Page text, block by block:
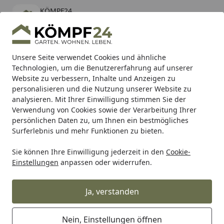
Unsere Seite verwendet Cookies und ähnliche
Technologien, um die Benutzererfahrung auf unserer
Website zu verbessern, Inhalte und Anzeigen zu
personalisieren und die Nutzung unserer Website zu
analysieren. Mit Ihrer Einwilligung stimmen Sie der
Verwendung von Cookies sowie der Verarbeitung Ihrer
persönlichen Daten zu, um Ihnen ein bestmögliches
Surferlebnis und mehr Funktionen zu bieten.
Sie können Ihre Einwilligung jederzeit in den Cookie-
Einstellungen anpassen oder widerrufen.
Ja, verstanden
Nein, Einstellungen öffnen
KÖMPF24
kostenlos - Im App Store
Hotline
Alle Produkte
Mein Konto
Suchen
Karibu Pools inkl. gratis Sandfilteranlage & Pool-
Starterset (Gesamtwert bis 468,99€)
Startseite
Makita Zubehör für Makita Maschinen Makita Taschen
Makita MAKTRAK Werkzeugbox L P-